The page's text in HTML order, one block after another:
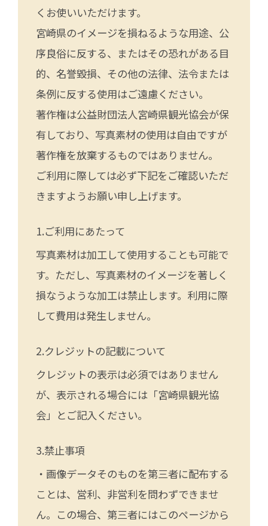
くお使いいただけます。
宮崎県のイメージを損ねるような用途、公
序良俗に反する、またはその恐れがある目
的、名誉毀損、その他の法律、法令または
条例に反する使用はご遠慮ください。
著作権は公益財団法人宮崎県観光協会が保
有しており、写真素材の使用は自由ですが
著作権を放棄するものではありません。
ご利用に際しては必ず下記をご確認いただ
きますようお願い申し上げます。
ご利用にあたって
写真素材は加工して使用することも可能で
す。ただし、写真素材のイメージを著しく
損なうような加工は禁止します。利用に際
して費用は発生しません。
クレジットの記載について
クレジットの表示は必須ではありません
が、表示される場合には「宮崎県観光協
会」とご記入ください。
禁止事項
・画像データそのものを第三者に配布する
ことは、営利、非営利を問わずできませ
ん。この場合、第三者にはこのページから